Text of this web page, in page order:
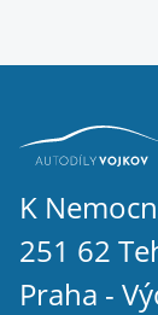
K
251 62
Praha -